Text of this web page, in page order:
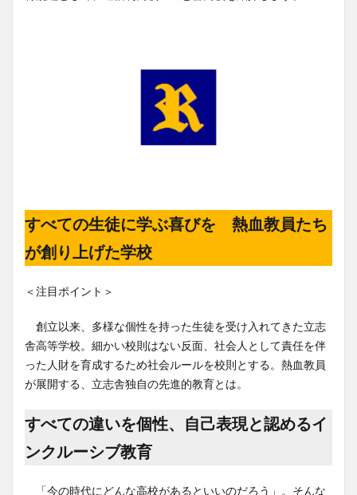
すべての生徒に学ぶ喜びを 熱血教員たち
が創り上げた学校
＜注目ポイント＞
創立以来、多様な個性を持った生徒を受け入れてきた立志
舎高等学校。細かい校則はない反面、社会人として責任を伴
った人財を育成するため社会ルールを校則とする。熱血教員
が展開する、立志舎独自の先進的教育とは。
すべての違いを個性、自己表現と認めるイ
ンクルーシブ教育
「今の時代にどんな高校があるといいのだろう」。そんな